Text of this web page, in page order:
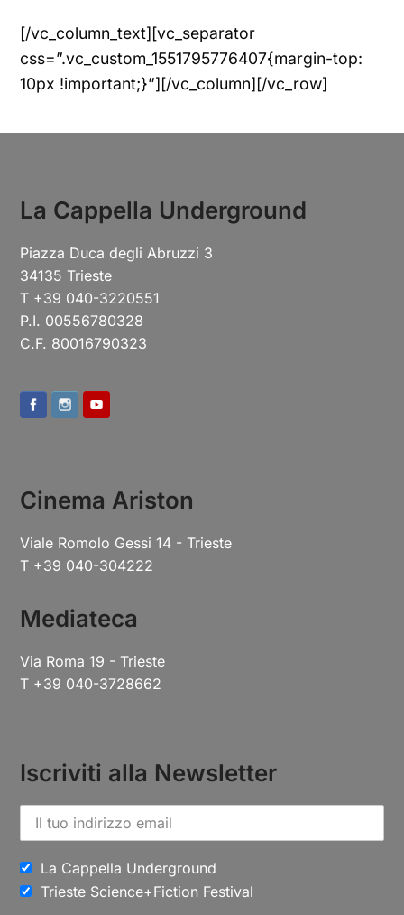
[/vc_column_text][vc_separator
css=”.vc_custom_1551795776407{margin-top:
10px !important;}”][/vc_column][/vc_row]
La Cappella Underground
Piazza Duca degli Abruzzi 3
34135 Trieste
T +39 040-3220551
P.I. 00556780328
C.F. 80016790323
Cinema Ariston
Viale Romolo Gessi 14 - Trieste
T +39 040-304222
Mediateca
Via Roma 19 - Trieste
T +39 040-3728662
Iscriviti alla Newsletter
La Cappella Underground
Trieste Science+Fiction Festival